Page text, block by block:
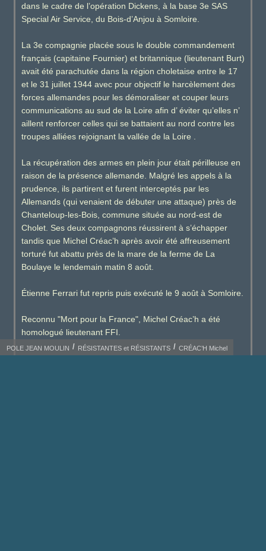
dans le cadre de l’opération Dickens, à la base 3e SAS
Special Air Service, du Bois-d’Anjou à Somloire.
La 3e compagnie placée sous le double commandement
français (capitaine Fournier) et britannique (lieutenant Burt)
avait été parachutée dans la région choletaise entre le 17
et le 31 juillet 1944 avec pour objectif le harcèlement des
forces allemandes pour les démoraliser et couper leurs
communications au sud de la Loire afin d’ éviter qu’elles n’
aillent renforcer celles qui se battaient au nord contre les
troupes alliées rejoignant la vallée de la Loire .
La récupération des armes en plein jour était périlleuse en
raison de la présence allemande. Malgré les appels à la
prudence, ils partirent et furent interceptés par les
Allemands (qui venaient de débuter une attaque) près de
Chanteloup-les-Bois, commune située au nord-est de
Cholet. Ses deux compagnons réussirent à s’échapper
tandis que Michel Créac’h après avoir été affreusement
torturé fut abattu près de la mare de la ferme de La
Boulaye le lendemain matin 8 août.
Étienne Ferrari fut repris puis exécuté le 9 août à Somloire.
Reconnu "Mort pour la France", Michel Créac’h a été
homologué lieutenant FFI.
Il a été décoré de la Médaille militaire, la Croix de guerre et
POLE JEAN MOULIN RÉSISTANTES et RÉSISTANTS CRÉAC’H Michel